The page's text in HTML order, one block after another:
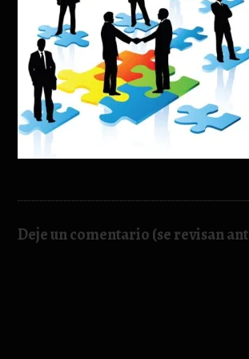
Deje un comentario (se revisan